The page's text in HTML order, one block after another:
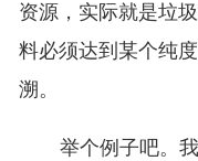
资源，实际就是垃
料必须达到某个纯
溯。
举个例子吧。